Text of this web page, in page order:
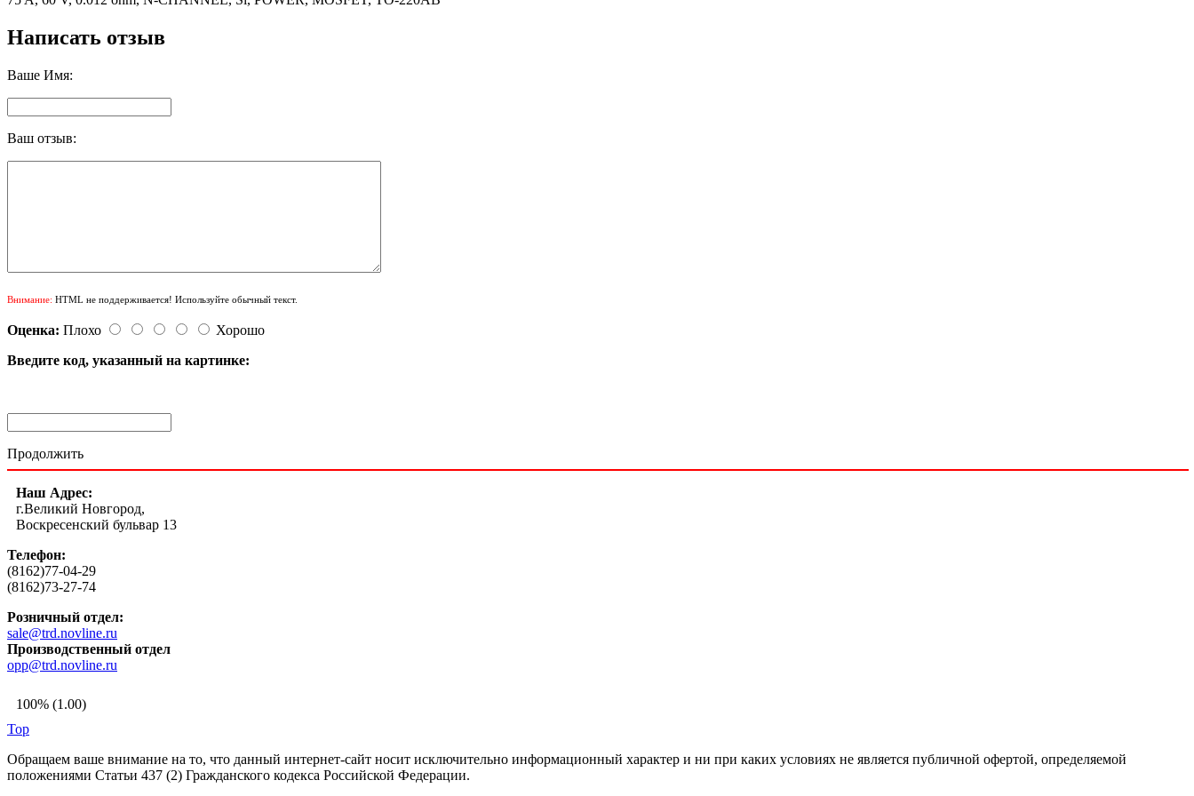
Написать отзыв
Ваше Имя:
Ваш отзыв:
Внимание: HTML не поддерживается! Используйте обычный текст.
Оценка: Плохо
Хорошо
Введите код, указанный на картинке:
Продолжить
Наш Адрес:
г.Великий Новгород,
Воскресенский бульвар 13
Телефон:
(8162)77-04-29
(8162)73-27-74
Розничный отдел:
sale@trd.novline.ru
Производственный отдел
opp@trd.novline.ru
100% (1.00)
Top
Обращаем ваше внимание на то, что данный интернет-сайт носит исключительно информационный характер и ни при каких условиях не является публичной офертой, определяемой
положениями Статьи 437 (2) Гражданского кодекса Российской Федерации.